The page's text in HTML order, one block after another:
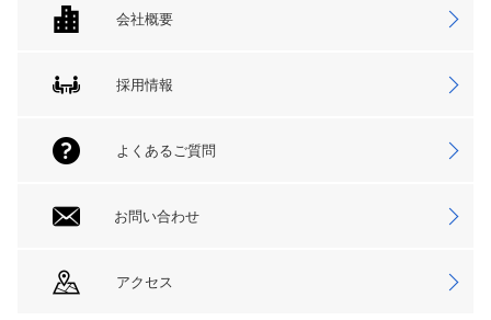
会社概要
採用情報
よくあるご質問
お問い合わせ
アクセス